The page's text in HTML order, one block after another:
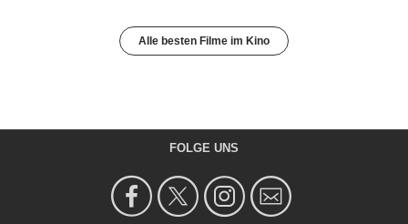
Alle besten Filme im Kino
FOLGE UNS